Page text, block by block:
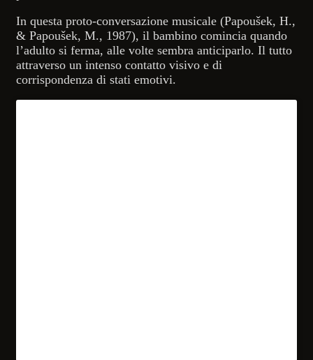
In questa proto-conversazione musicale (Papoušek, H.,
& Papoušek, M., 1987), il bambino comincia quando
l’adulto si ferma, alle volte sembra anticiparlo. Il tutto
attraverso un intenso contatto visivo e di
corrispondenza di stati emotivi.